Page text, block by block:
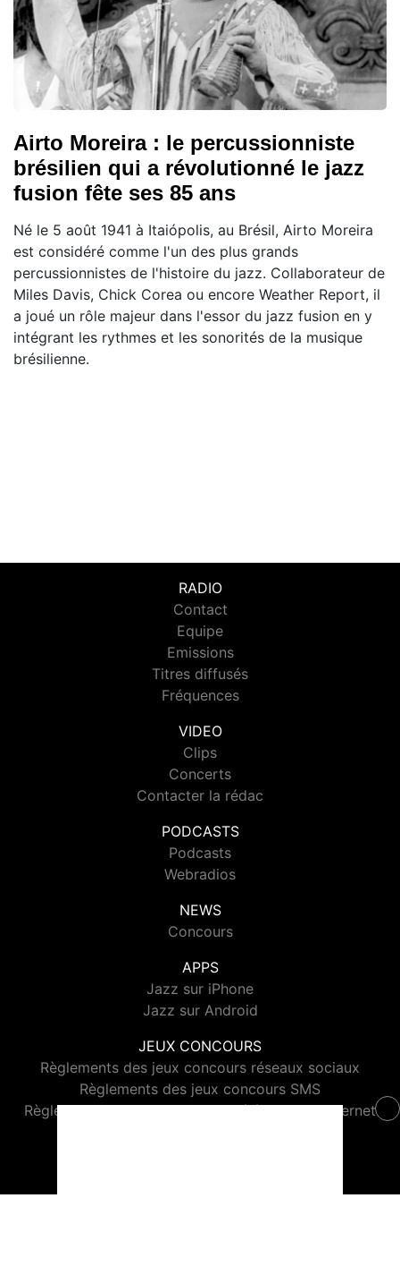
Airto Moreira : le percussionniste
brésilien qui a révolutionné le jazz
fusion fête ses 85 ans
Né le 5 août 1941 à Itaiópolis, au Brésil, Airto Moreira
est considéré comme l'un des plus grands
percussionnistes de l'histoire du jazz. Collaborateur de
Miles Davis, Chick Corea ou encore Weather Report, il
a joué un rôle majeur dans l'essor du jazz fusion en y
intégrant les rythmes et les sonorités de la musique
brésilienne.
RADIO
Contact
Equipe
Emissions
Titres diffusés
Fréquences
VIDEO
Clips
Concerts
Contacter la rédac
PODCASTS
Podcasts
Webradios
NEWS
Concours
APPS
Jazz sur iPhone
Jazz sur Android
JEUX CONCOURS
Règlements des jeux concours réseaux sociaux
Règlements des jeux concours SMS
Règlements des jeux concours téléphone et internet